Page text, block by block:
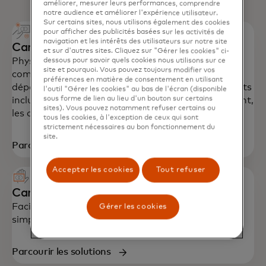
Cartes commerciales
Physiques, mobiles ou virtuelles, nos solutions
commerciales sont utilisées pour contrôler les
dépenses et améliorer la réconciliation. Les produits
incluent les cartes dédiées aux frais de déplacement,
les cartes d'achat et les cartes de flotte.
Parcourir les solutions
Cartes de voyage
Facilitez vos voyages d'affaires avec des dépenses
simplifiées et des rapports détaillés.
Parcourir les solutions
améliorer, mesurer leurs performances, comprendre
notre audience et améliorer l'expérience utilisateur.
Sur certains sites, nous utilisons également des cookies
pour afficher des publicités basées sur les activités de
navigation et les intérêts des utilisateurs sur notre site
et sur d'autres sites. Cliquez sur "Gérer les cookies" ci-
dessous pour savoir quels cookies nous utilisons sur ce
site et pourquoi. Vous pouvez toujours modifier vos
préférences en matière de consentement en utilisant
l'outil "Gérer les cookies" au bas de l'écran (disponible
sous forme de lien au lieu d'un bouton sur certains
sites). Vous pouvez notamment refuser certains ou
tous les cookies, à l'exception de ceux qui sont
strictement nécessaires au bon fonctionnement du
site.
Accepter les cookies Tout refuser
Gérer les cookies